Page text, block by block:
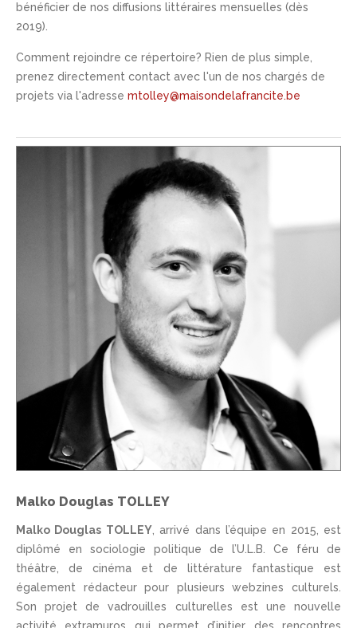
bénéficier de nos diffusions littéraires mensuelles (dès
2019).
Comment rejoindre ce répertoire? Rien de plus simple,
prenez directement contact avec l'un de nos chargés de
projets via l'adresse mtolley@maisondelafrancite.be
Malko Douglas TOLLEY
Malko Douglas TOLLEY, arrivé dans l’équipe en 2015, est
diplômé en sociologie politique de l’U.L.B. Ce féru de
théâtre, de cinéma et de littérature fantastique est
également rédacteur pour plusieurs webzines culturels.
Son projet de vadrouilles culturelles est une nouvelle